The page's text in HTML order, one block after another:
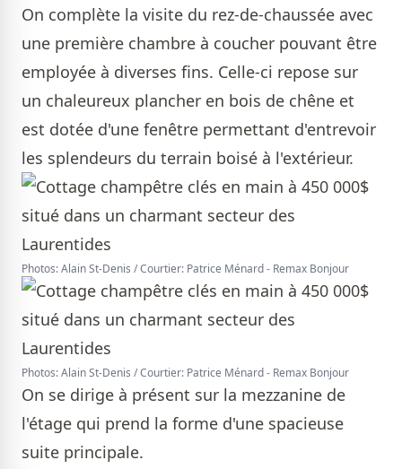
On complète la visite du rez-de-chaussée avec
une première chambre à coucher pouvant être
employée à diverses fins. Celle-ci repose sur
un chaleureux plancher en bois de chêne et
est dotée d'une fenêtre permettant d'entrevoir
les splendeurs du terrain boisé à l'extérieur.
Photos: Alain St-Denis / Courtier: Patrice Ménard - Remax Bonjour
Photos: Alain St-Denis / Courtier: Patrice Ménard - Remax Bonjour
On se dirige à présent sur la mezzanine de
l'étage qui prend la forme d'une spacieuse
suite principale.